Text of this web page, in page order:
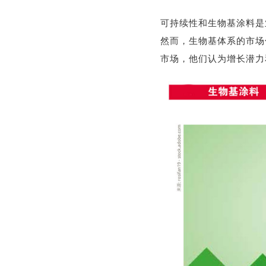
可持续性和生物基涂料
然而，生物基体系的市
市场，他们认为增长潜